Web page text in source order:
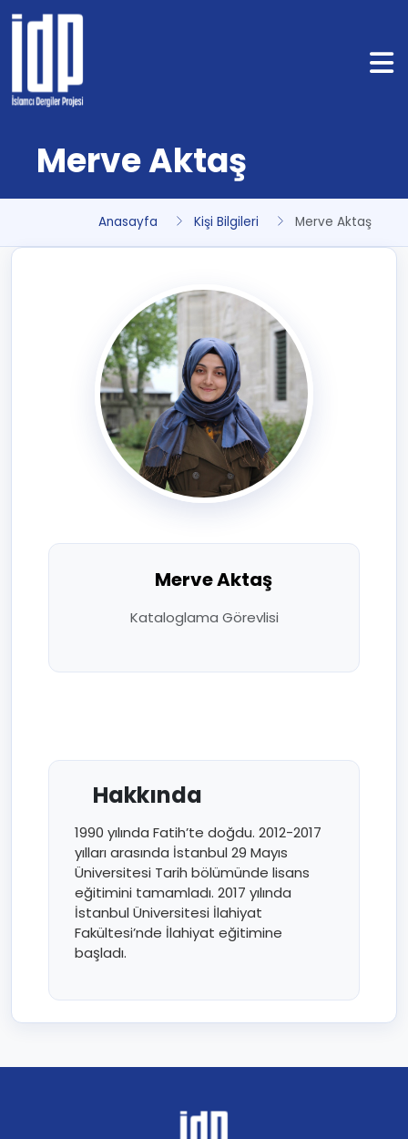
Merve Aktaş
Anasayfa Kişi Bilgileri Merve Aktaş
Merve Aktaş
Kataloglama Görevlisi
Hakkında
1990 yılında Fatih’te doğdu. 2012-2017
yılları arasında İstanbul 29 Mayıs
Üniversitesi Tarih bölümünde lisans
eğitimini tamamladı. 2017 yılında
İstanbul Üniversitesi İlahiyat
Fakültesi’nde İlahiyat eğitimine
başladı.